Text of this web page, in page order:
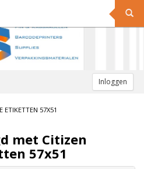
Inloggen
ETIKETTEN 57X51
met Citizen
57x51